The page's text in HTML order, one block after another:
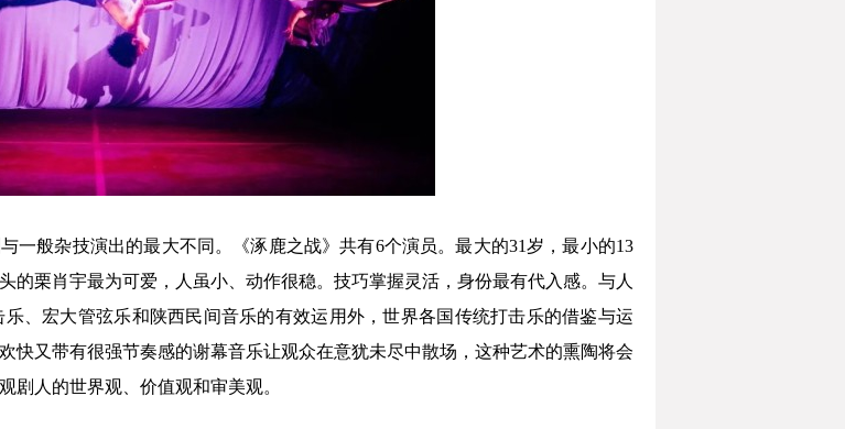
一般杂技演出的最大不同。《涿鹿之战》共有6个演员。最大的31岁，最小的13
的栗肖宇最为可爱，人虽小、动作很稳。技巧掌握灵活，身份最有代入感。与人
、宏大管弦乐和陕西民间音乐的有效运用外，世界各国传统打击乐的借鉴与运
快又带有很强节奏感的谢幕音乐让观众在意犹未尽中散场，这种艺术的熏陶将会
剧人的世界观、价值观和审美观。